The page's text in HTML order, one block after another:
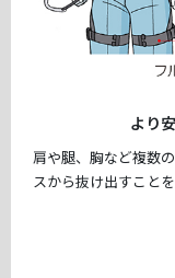
より
肩や腿、胸など複数
スから抜け出すこと